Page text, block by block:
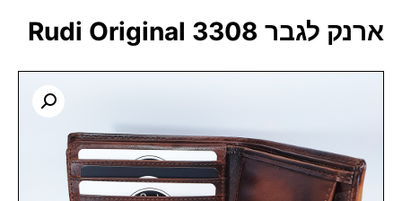
ארנק לגבר 3308 Rudi Original